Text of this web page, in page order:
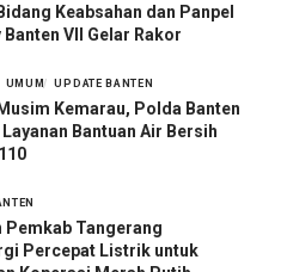
Keabsahan dan Panpel
VII Gelar Rakor
UMUM UPDATE BANTEN
Kemarau, Polda Banten
Bantuan Air Bersih
Pemkab Tangerang
Percepat Listrik untuk